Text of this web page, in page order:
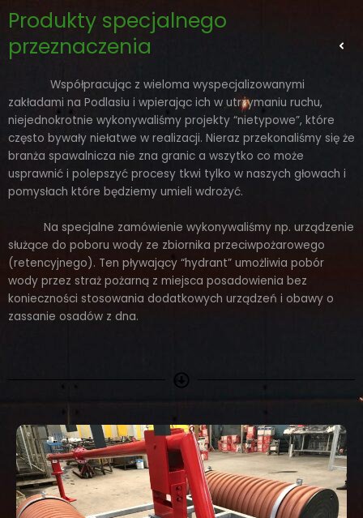
to
content
Produkty specjalnego
przeznaczenia
Współpracując z wieloma wyspecjalizowanymi
zakładami na Podlasiu i wpierając ich w utrzymaniu ruchu,
niejednokrotnie wykonywaliśmy projekty “nietypowe”, które
często bywały niełatwe w realizacji. Nieraz przekonaliśmy się że
branża spawalnicza nie zna granic a wszytko co może
usprawnić i polepszyć procesy tkwi tylko w naszych głowach i
pomysłach które będziemy umieli wdrożyć.
Na specjalne zamówienie wykonywaliśmy np. urządzenie
służące do poboru wody ze zbiornika przeciwpożarowego
(retencyjnego). Ten pływający “hydrant” umożliwia pobór
wody przez straż pożarną z miejsca posadowienia bez
konieczności stosowania dodatkowych urządzeń i obawy o
zassanie osadów z dna.